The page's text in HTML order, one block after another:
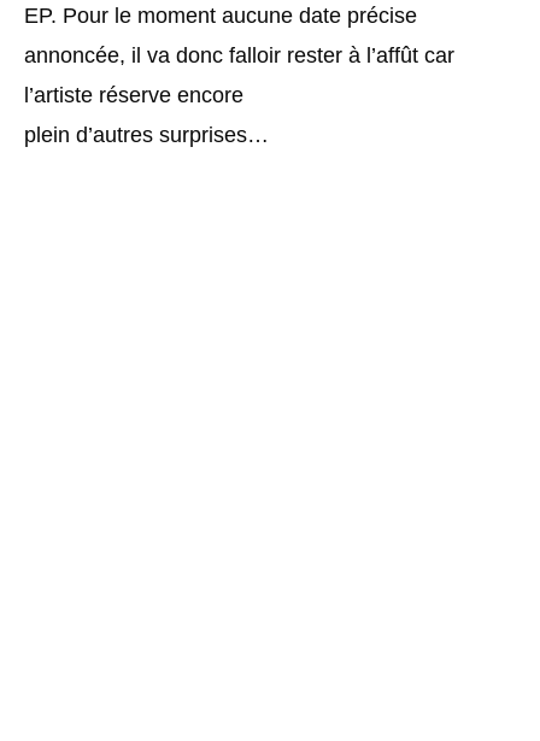
EP. Pour le moment aucune date précise
annoncée, il va donc falloir rester à l’affût car
l’artiste réserve encore
plein d’autres surprises…